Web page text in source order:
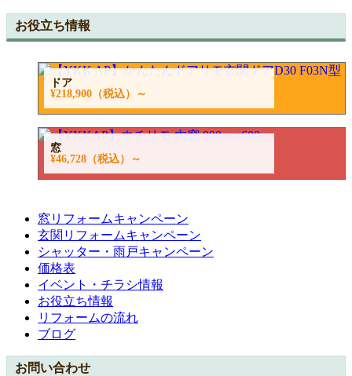
お役立ち情報
ドア
¥218,900（税込）～
窓
¥46,728（税込）～
窓リフォームキャンペーン
玄関リフォームキャンペーン
シャッター・雨戸キャンペーン
価格表
イベント・チラシ情報
お役立ち情報
リフォームの流れ
ブログ
お問い合わせ